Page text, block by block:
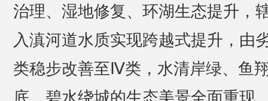
治理、湿地修复、环湖生态提升，
入滇河道水质实现跨越式提升，由
类稳步改善至Ⅳ类，水清岸绿、鱼